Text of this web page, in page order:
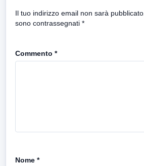
Il tuo indirizzo email non sarà pubblicato.
sono contrassegnati *
Commento *
Nome *